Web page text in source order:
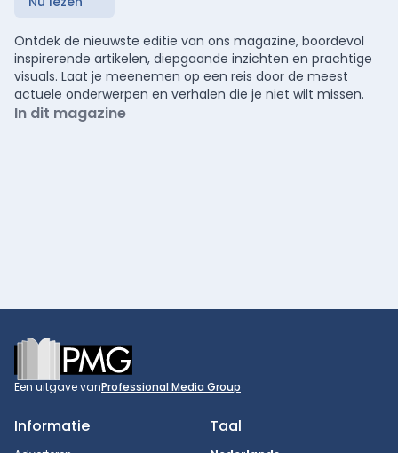
Ontdek de nieuwste editie van ons magazine, boordevol
inspirerende artikelen, diepgaande inzichten en prachtige
visuals. Laat je meenemen op een reis door de meest
actuele onderwerpen en verhalen die je niet wilt missen.
In dit magazine
Footer
Een uitgave vanProfessional Media Group
Informatie Taal